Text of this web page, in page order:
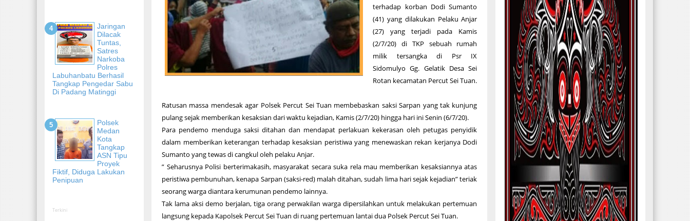
Jaringan
Dilacak
Tuntas,
Satres
Narkoba
Polres
Labuhanbatu Berhasil
Tangkap Pengedar Sabu
Di Padang Matinggi
Polsek
Medan
Kota
Tangkap
ASN Tipu
Proyek
Fiktif, Diduga Lakukan
Penipuan
Terkini
terhadap korban Dodi Sumanto
(41) yang dilakukan Pelaku Anjar
(27) yang terjadi pada Kamis
(2/7/20) di TKP sebuah rumah
milik tersangka di Psr IX
Sidomulyo Gg. Gelatik Desa Sei
Rotan kecamatan Percut Sei Tuan.
Ratusan massa mendesak agar Polsek Percut Sei Tuan membebaskan saksi Sarpan yang tak kunjung
pulang sejak memberikan kesaksian dari waktu kejadian, Kamis (2/7/20) hingga hari ini Senin (6/7/20).
Para pendemo menduga saksi ditahan dan mendapat perlakuan kekerasan oleh petugas penyidik
dalam memberikan keterangan terhadap kesaksian peristiwa yang menewaskan rekan kerjanya Dodi
Sumanto yang tewas di cangkul oleh pelaku Anjar.
” Seharusnya Polisi berterimakasih, masyarakat secara suka rela mau memberikan kesaksiannya atas
peristiwa pembunuhan, kenapa Sarpan (saksi-red) malah ditahan, sudah lima hari sejak kejadian” teriak
seorang warga diantara kerumunan pendemo lainnya.
Tak lama aksi demo berjalan, tiga orang perwakilan warga dipersilahkan untuk melakukan pertemuan
langsung kepada Kapolsek Percut Sei Tuan di ruang pertemuan lantai dua Polsek Percut Sei Tuan.